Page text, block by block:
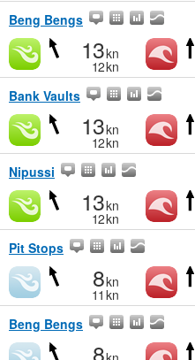
Beng Bengs
13kn
12kn
Bank Vaults
13kn
12kn
Nipussi
13kn
12kn
Pit Stops
8kn
11 kn
Beng Bengs
8